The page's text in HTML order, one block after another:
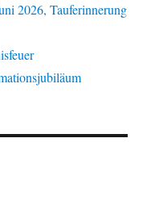
2026, Tauferinnerung